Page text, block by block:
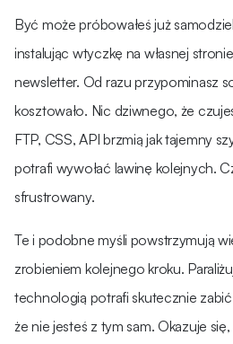
Być może próbowałeś już
instalując wtyczkę na własnej
newsletter. Od razu przypominasz
kosztowało. Nic dziwnego, że
FTP, CSS, API brzmią jak tajemny
potrafi wywołać lawinę kolejnych.
sfrustrowany.
Te i podobne myśli powstrzymują
zrobieniem kolejnego kroku.
technologią potrafi skutecznie
że nie jesteś z tym sam. Okazuje